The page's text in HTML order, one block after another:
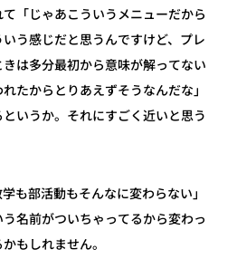
「じゃあこういうメニューだから
う感じだと思うんですけど、プレ
は多分最初から意味が解ってない
たからとりあえずそうなんだな」
いうか。それにすごく近いと思う
も部活動もそんなに変わらない」
名前がついちゃってるから変わっ
もしれません。